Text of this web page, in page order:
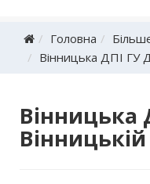
Головна
Вінницька ДПІ ГУ
Вінницька
Вінницькій